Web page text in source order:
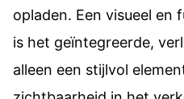
opladen. Een visueel
is het geïntegreerde,
alleen een stijlvol